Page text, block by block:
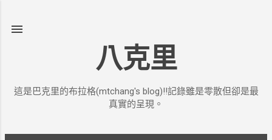
八克里
這是巴克里的布拉格(mtchang's blog)!!記錄雖是零散但卻是最
真實的呈現。